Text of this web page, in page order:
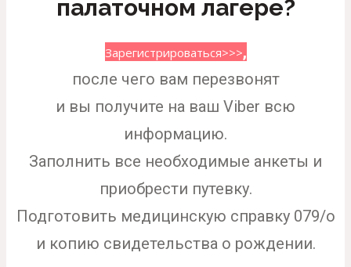
палаточном лагере?
Зарегистрироваться>>>,
после чего вам перезвонят
и вы получите на ваш Viber всю
информацию.
Заполнить все необходимые анкеты и
приобрести путевку.
Подготовить медицинскую справку 079/о
и копию свидетельства о рождении.